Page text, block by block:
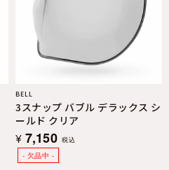
BELL
3スナップ バブル デラックス シ
ールド クリア
¥ 7,150 税込